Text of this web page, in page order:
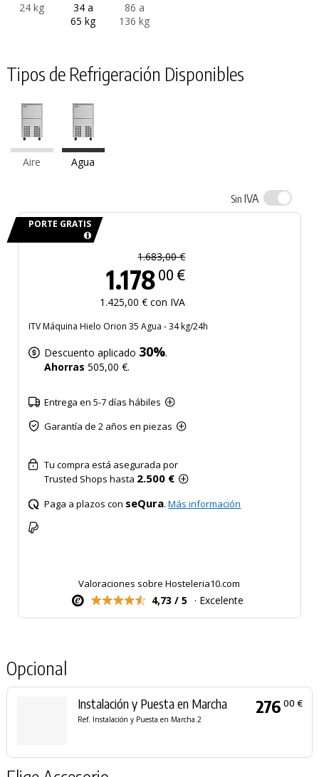
24 kg
34 a
65 kg
86 a
136 kg
Tipos de Refrigeración Disponibles
Aire Agua
Sin IVA
PORTE GRATIS
1.683,00 €
1.178 00 €
1.425,00 € con IVA
ITV Máquina Hielo Orion 35 Agua - 34 kg/24h
Descuento aplicado 30%.
Ahorras 505,00 €.
Entrega en 5-7 días hábiles
Garantía de 2 años en piezas
Tu compra está asegurada por
Trusted Shops hasta 2.500 €
Paga a plazos con seQura.Más información
Valoraciones sobre Hosteleria10.com
4,73 / 5 · Excelente
Opcional
Instalación y Puesta en Marcha
Ref. Instalación y Puesta en Marcha.2
276 00 €